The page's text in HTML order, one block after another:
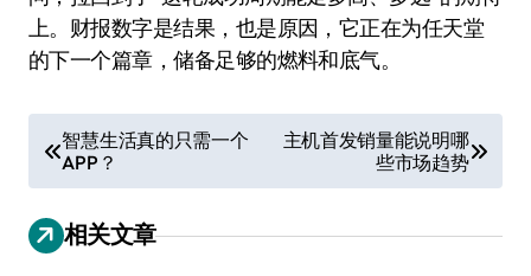
上。财报数字是结果，也是原因，它正在为任天堂
的下一个篇章，储备足够的燃料和底气。
章
导
航
智慧生活真的只需一个
APP？
主机首发销量能说明哪
些市场趋势
相关文章